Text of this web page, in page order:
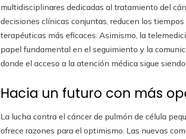
multidisciplinares dedicadas al tratamiento del
decisiones clínicas conjuntas, reducen los
terapéuticas más eficaces. Asimismo, la
papel fundamental en el seguimiento y la
donde el acceso a la atención médica sigue
Hacia un futuro con más
La lucha contra el cáncer de pulmón de célula
ofrece razones para el optimismo. Las nuevas